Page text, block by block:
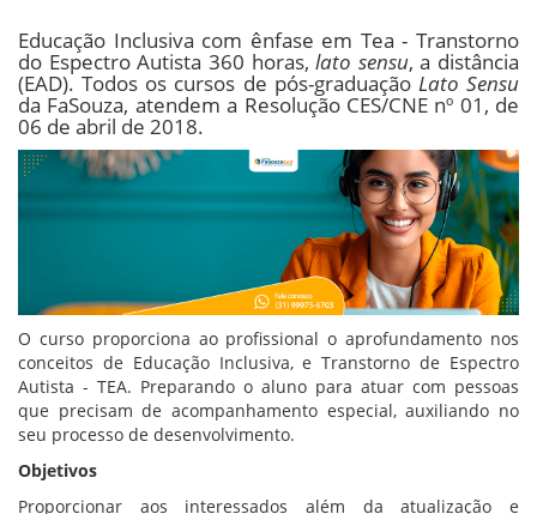
Educação Inclusiva com ênfase em Tea - Transtorno
do Espectro Autista 360 horas,lato sensu, a distância
(EAD). Todos os cursos de pós-graduação Lato Sensu
da FaSouza, atendem a Resolução CES/CNE nº 01, de
06 de abril de 2018.
O curso proporciona ao profissional o aprofundamento nos
conceitos de Educação Inclusiva, e Transtorno de Espectro
Autista - TEA. Preparando o aluno para atuar com pessoas
que precisam de acompanhamento especial, auxiliando no
seu processo de desenvolvimento.
Objetivos
Proporcionar aos interessados além da atualização e